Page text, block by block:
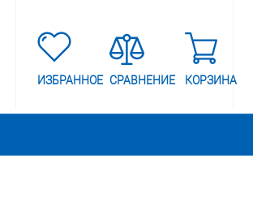
ИЗБРАННОЕ СРАВНЕНИЕ КОРЗИНА